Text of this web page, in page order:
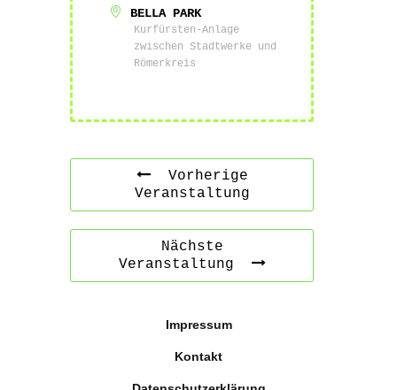
BELLA PARK
Kurfürsten-Anlage
zwischen Stadtwerke und
Römerkreis
Vorherige
Veranstaltung
Nächste
Veranstaltung
Impressum
Kontakt